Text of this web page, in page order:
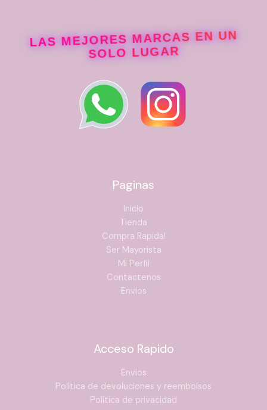
LAS MEJORES MARCAS EN UN
SOLO LUGAR
Paginas
Inicio
Tienda
Compra Rapida!
Ser Mayorista
Mi Perfil
Contactenos
Envios
Acceso Rapido
Envios
Política de devoluciones y reembolsos
Política de privacidad